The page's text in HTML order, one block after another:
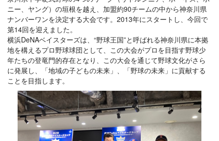
ニー、ヤング）の垣根を越え、加盟約90チームの中から神奈川県
ナンバーワンを決定する大会です。2013年にスタートし、今回で
第14回を迎えました。
横浜DeNAベイスターズは、“野球王国”と呼ばれる神奈川県に本拠
地を構えるプロ野球球団として、この大会がプロを目指す野球少
年たちの登竜門的存在となり、この大会を通じて野球文化がさら
に発展し、「地域の子どもの未来」、「野球の未来」に貢献する
ことを目指します。